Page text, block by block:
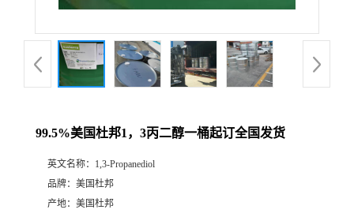
99.5%美国杜邦1，3丙二醇一桶起订全国发货
英文名称： 1,3-Propanediol
品牌： 美国杜邦
产地： 美国杜邦